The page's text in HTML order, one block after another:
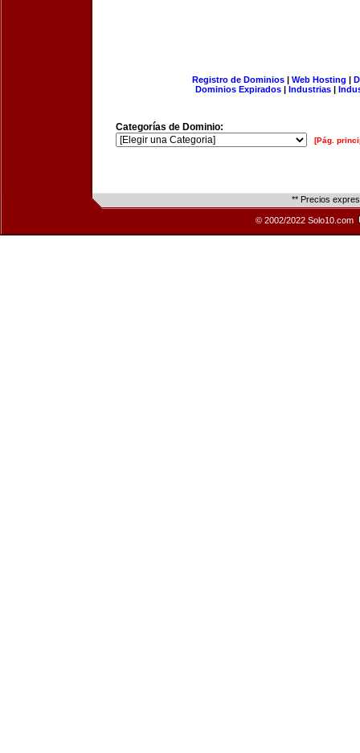
Registro de Dominios| Web Hosting |
Dominios Expirados | Industrias |
Categorías de Dominio:
[Pág.
** Precios
© 2002/2022 Solo10.com